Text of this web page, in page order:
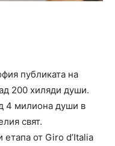
публиката на
200 хиляди души.
4 милиона души в
свят.
от Giro d’Italia